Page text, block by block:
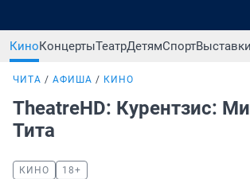
КиноКонцертыТеатрДетямСпортВыставки
ЧИТА АФИША КИНО
TheatreHD: Курентзис:
Тита
КИНО 18+